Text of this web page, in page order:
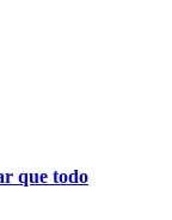
que todo